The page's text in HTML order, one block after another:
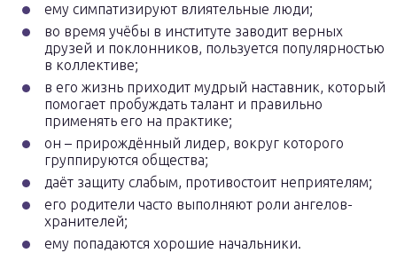
ему симпатизируют влиятельные люди;
во время учёбы в институте заводит верных
друзей и поклонников, пользуется популярностью
в коллективе;
в его жизнь приходит мудрый наставник, который
помогает пробуждать талант и правильно
применять его на практике;
он – прирождённый лидер, вокруг которого
группируются общества;
даёт защиту слабым, противостоит неприятелям;
его родители часто выполняют роли ангелов-
хранителей;
ему попадаются хорошие начальники.